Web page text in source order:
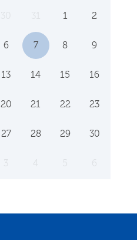
1 2
6 7 8 9
13 14 15 16
20 21 22 23
27 28 29 30